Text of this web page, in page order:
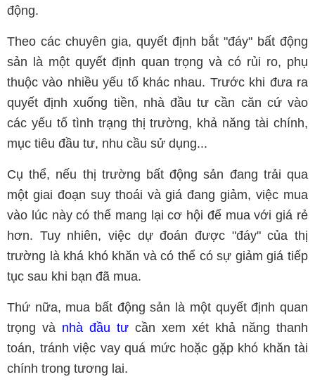
động.
Theo các chuyên gia, quyết định bắt "đáy" bất động
sản là một quyết định quan trọng và có rủi ro, phụ
thuộc vào nhiều yếu tố khác nhau. Trước khi đưa ra
quyết định xuống tiền, nhà đầu tư cần căn cứ vào
các yếu tố tình trạng thị trường, khả năng tài chính,
mục tiêu đầu tư, nhu cầu sử dụng...
Cụ thể, nếu thị trường bất động sản đang trải qua
một giai đoạn suy thoái và giá đang giảm, việc mua
vào lúc này có thể mang lại cơ hội để mua với giá rẻ
hơn. Tuy nhiên, việc dự đoán được "đáy" của thị
trường là khá khó khăn và có thể có sự giảm giá tiếp
tục sau khi bạn đã mua.
Thứ nữa, mua bất động sản là một quyết định quan
trọng và nhà đầu tư cần xem xét khả năng thanh
toán, tránh việc vay quá mức hoặc gặp khó khăn tài
chính trong tương lai.